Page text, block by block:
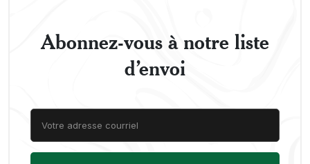
Abonnez-vous à notre liste
d’envoi